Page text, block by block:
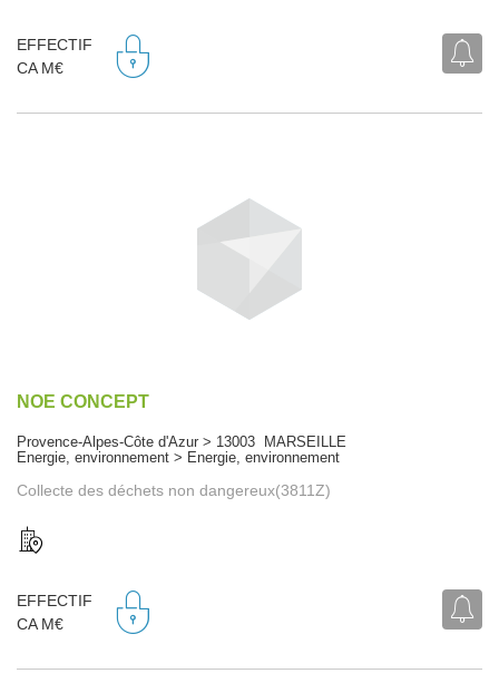
EFFECTIF
CA M€
NOE CONCEPT
Provence-Alpes-Côte d'Azur > 13003 MARSEILLE
Energie, environnement > Energie, environnement
Collecte des déchets non dangereux(3811Z)
EFFECTIF
CA M€